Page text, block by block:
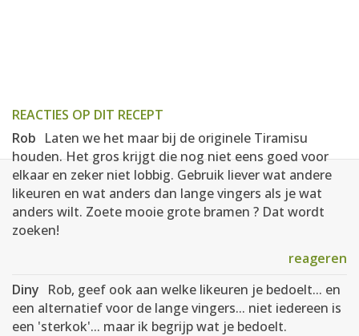
REACTIES OP DIT RECEPT
Rob Laten we het maar bij de originele Tiramisu
houden. Het gros krijgt die nog niet eens goed voor
elkaar en zeker niet lobbig. Gebruik liever wat andere
likeuren en wat anders dan lange vingers als je wat
anders wilt. Zoete mooie grote bramen ? Dat wordt
zoeken!
reageren
Diny Rob, geef ook aan welke likeuren je bedoelt... en
een alternatief voor de lange vingers... niet iedereen is
een 'sterkok'... maar ik begrijp wat je bedoelt.